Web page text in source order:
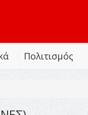
Πολιτισμός